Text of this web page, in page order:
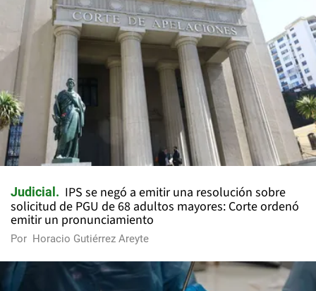
Judicial
IPS se negó a emitir una resolución sobre
solicitud de PGU de 68 adultos mayores: Corte ordenó
emitir un pronunciamiento
Por Horacio Gutiérrez Areyte